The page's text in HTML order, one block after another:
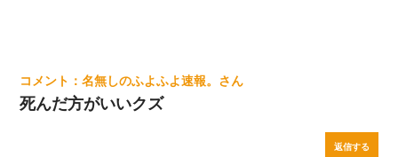
名無しのふよふよ速報。
死んだ方がいいクズ
返信する